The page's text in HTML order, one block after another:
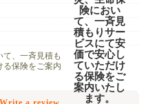
、一斉見積も
る保険をご案内